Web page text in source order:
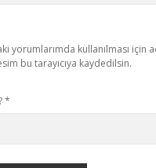
yorumlarımda kullanılması için
bu tarayıcıya kaydedilsin.
*